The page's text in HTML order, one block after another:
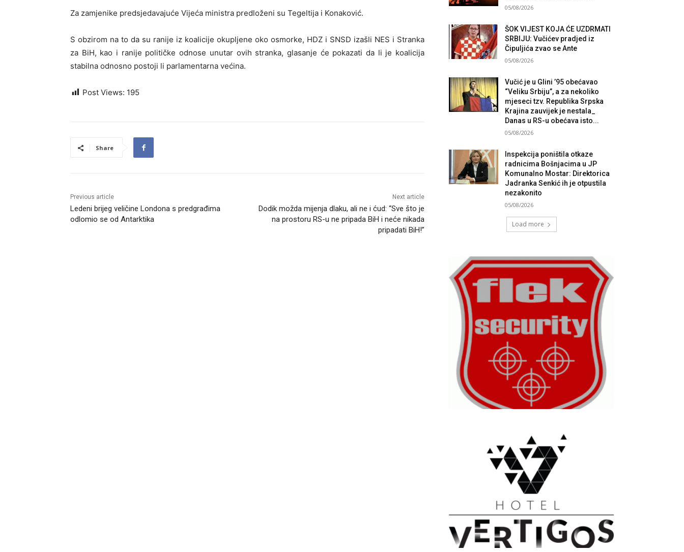
Za zamjenike predsjedavajuće Vijeća ministra predloženi su Tegeltija i Konaković.
S obzirom na to da su ranije iz koalicije okupljene oko osmorke, HDZ i SNSD izašli NES i Stranka
za BiH, kao i ranije političke odnose unutar ovih stranka, glasanje će pokazati da li je koalicija
stabilna odnosno postoji li parlamentarna većina.
Post Views: 195
Share
Previous article
Ledeni brijeg veličine Londona s predgrađima
odlomio se od Antarktika
Next article
Dodik možda mijenja dlaku, ali ne i ćud: “Sve što je
na prostoru RS-u ne pripada BiH i neće nikada
pripadati BiH!”
05/08/2026
ŠOK VIJEST KOJA ĆE UZDRMATI
SRBIJU: Vučićev pradjed iz
Čipuljića zvao se Ante
05/08/2026
Vučić je u Glini ’95 obećavao
“Veliku Srbiju”, a za nekoliko
mjeseci tzv. Republika Srpska
Krajina zauvijek je nestala_
Danas u RS-u obećava isto...
05/08/2026
Inspekcija poništila otkaze
radnicima Bošnjacima u JP
Komunalno Mostar: Direktorica
Jadranka Senkić ih je otpustila
nezakonito
05/08/2026
Load more